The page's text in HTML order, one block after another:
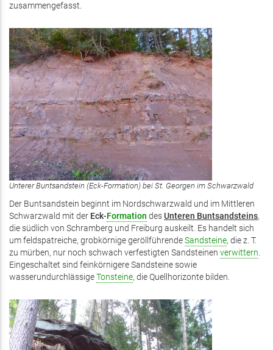
zusammengefasst.
Unterer Buntsandstein (Eck-Formation) bei St. Georgen im Schwarzwald
Der Buntsandstein beginnt im Nordschwarzwald und im Mittleren
Schwarzwald mit der Eck-Formation desUnteren Buntsandsteins,
die südlich von Schramberg und Freiburg auskeilt. Es handelt sich
um feldspatreiche, grobkörnige geröllführendeSandsteine, die z. T.
zu mürben, nur noch schwach verfestigten Sandsteinen verwittern.
Eingeschaltet sind feinkörnigere Sandsteine sowie
wasserundurchlässigeTonsteine, die Quellhorizonte bilden.